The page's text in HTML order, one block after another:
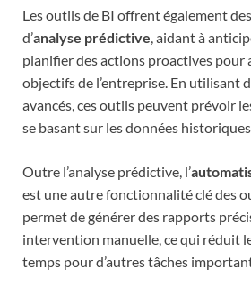
Les outils de BI offrent également
d’analyse prédictive, aidant à
planifier des actions proactives pour
objectifs de l’entreprise. En utilisant
avancés, ces outils peuvent prévoir
se basant sur les données
Outre l’analyse prédictive, l’
est une autre fonctionnalité clé des
permet de générer des rapports
intervention manuelle, ce qui réduit
temps pour d’autres tâches